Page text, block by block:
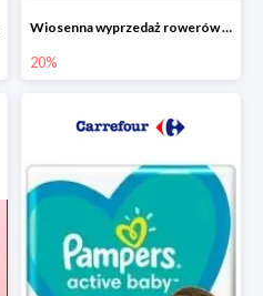
Wiosenna wyprzedaż rowerów w Carrefour do -20%
20%